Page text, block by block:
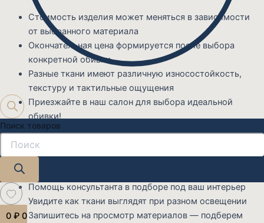
Поиск товаров
0 ₽ 0
Стоимость изделия может меняться в зависимости
от выбранного материала
Окончательная цена формируется после выбора
конкретной обивки
Разные ткани имеют различную износостойкость,
текстуру и тактильные ощущения
Приезжайте в наш салон для выбора идеальной
обивки!
Вам будет из чего выбрать:
Более 300 вариантов обивки в наличии
Разные ценовые категории — от эконом до премиум
Помощь консультанта в подборе под ваш интерьер
Увидите как ткани выглядят при разном освещении
Запишитесь на просмотр материалов — подберем